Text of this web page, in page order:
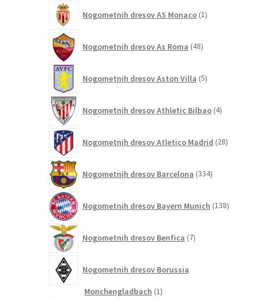
Nogometnih dresov AS Monaco 1izdelek
Nogometnih dresov As Roma 48izdelkov
Nogometnih dresov Aston Villa 5izdelkov
Nogometnih dresov Athletic Bilbao 4izdelki
Nogometnih dresov Atletico Madrid 28izdelkov
Nogometnih dresov Barcelona 334izdelkov
Nogometnih dresov Bayern Munich 138izdelkov
Nogometnih dresov Benfica 7izdelkov
Nogometnih dresov Borussia
Monchengladbach 11